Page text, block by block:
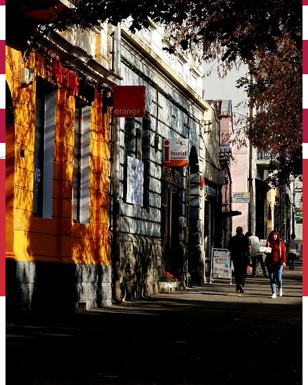
English
Închirieri auto
Închirieri de biciclete